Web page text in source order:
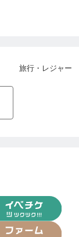
旅行・レジャー